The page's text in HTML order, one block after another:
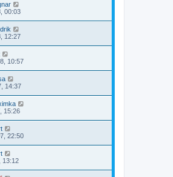
00:03
12:27
10:57
14:37
15:26
22:50
13:12